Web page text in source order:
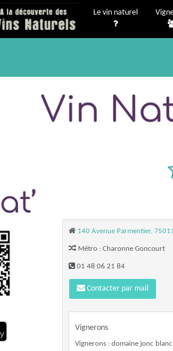
Le vin naturel
140 Avenue Parmentier,
Métro : Charonne Goncourt
01 48 06 21 84
Contacter par mail
Vignerons
Vignerons : domaine jonc